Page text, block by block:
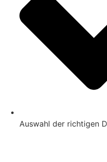
Auswahl der richtigen